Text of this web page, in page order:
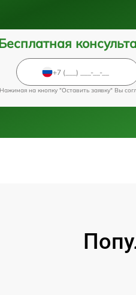
Нажимая на кнопку "Оставить заявку" Вы